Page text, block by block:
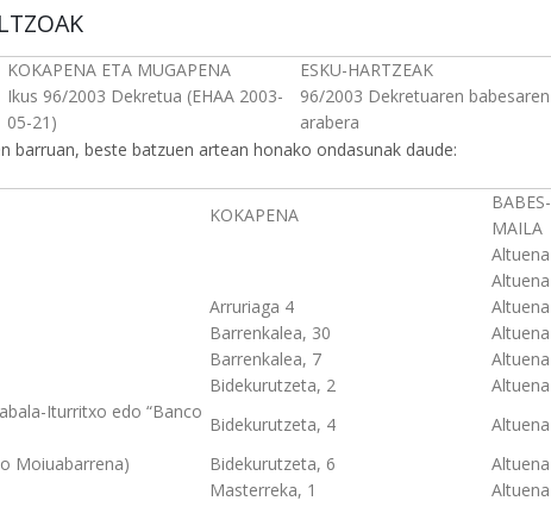
KOKAPENA ETA MUGAPENA
ESKU-HARTZEAK
Ikus 96/2003 Dekretua (EHAA 2003-
05-21)
96/2003 Dekretuaren babesaren
arabera
beste batzuen artean honako ondasunak daude:
KOKAPENA
BABES-
MAILA
Altuena
Altuena
Arruriaga 4
Altuena
Barrenkalea, 30
Altuena
Barrenkalea, 7
Altuena
Bidekurutzeta, 2
Altuena
Iturritxo edo “Banco
Bidekurutzeta, 4
Altuena
Moiuabarrena)
Bidekurutzeta, 6
Altuena
Masterreka, 1
Altuena